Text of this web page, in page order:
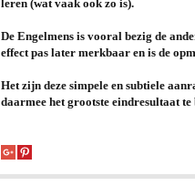
leren (wat vaak ook zo is).
De Engelmens is vooral bezig de
effect pas later merkbaar en is de
Het zijn deze simpele en subtiele
daarmee het grootste eindresultaat te